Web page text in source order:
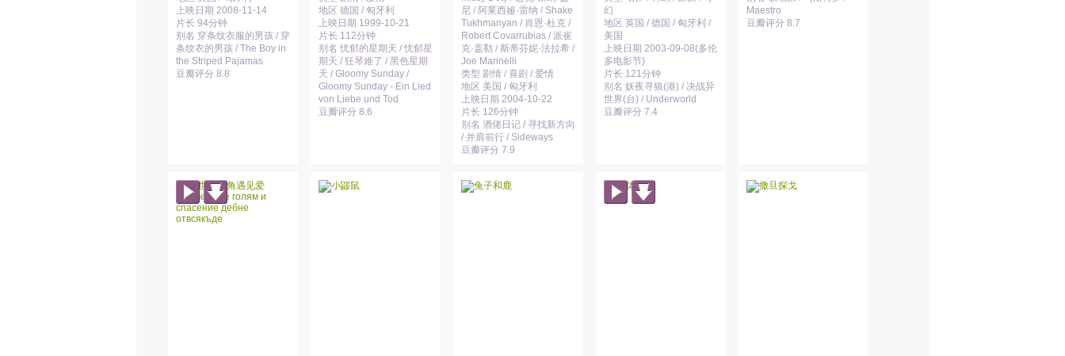
上映日期 2008-11-14
片长 94分钟
别名 穿条纹衣服的男孩 / 穿
条纹衣的男孩 / The Boy in
the Striped Pajamas
豆瓣评分 8.8
地区 德国 / 匈牙利
上映日期 1999-10-21
片长 112分钟
别名 忧郁的星期天 / 忧郁星
期天 / 狂琴难了 / 黑色星期
天 / Gloomy Sunday /
Gloomy Sunday - Ein Lied
von Liebe und Tod
豆瓣评分 8.6
尼 / 阿莱西娅·雷纳 / Shake
Tukhmanyan / 肖恩·杜克 /
Robert Covarrubias / 派崔
克·盖勒 / 斯蒂芬妮·法拉希 /
Joe Marinelli
类型 剧情 / 喜剧 / 爱情
地区 美国 / 匈牙利
上映日期 2004-10-22
片长 126分钟
别名 酒佬日记 / 寻找新方向
/ 并肩前行 / Sideways
豆瓣评分 7.9
幻
地区 英国 / 德国 / 匈牙利 /
美国
上映日期 2003-09-08(多伦
多电影节)
片长 121分钟
别名 妖夜寻狼(港) / 决战异
世界(台) / Underworld
豆瓣评分 7.4
Maestro
豆瓣评分 8.7